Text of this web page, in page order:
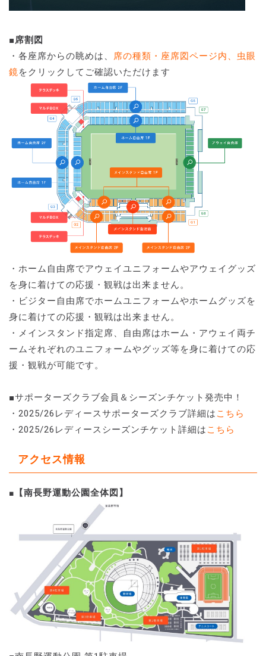
■席割図
・各座席からの眺めは、 席の種類・座席図ページ内、虫眼
鏡をクリックしてご確認いただけます
・ホーム自由席でアウェイユニフォームやアウェイグッズ
を身に着けての応援・観戦は出来ません。
・ビジター自由席でホームユニフォームやホームグッズを
身に着けての応援・観戦は出来ません。
・メインスタンド指定席、自由席はホーム・アウェイ両チ
ームそれぞれのユニフォームやグッズ等を身に着けての応
援・観戦が可能です。
■サポーターズクラブ会員＆シーズンチケット発売中！
・2025/26レディースサポーターズクラブ詳細は こちら
・2025/26レディースシーズンチケット詳細は こちら
アクセス情報
■ 【南長野運動公園全体図】